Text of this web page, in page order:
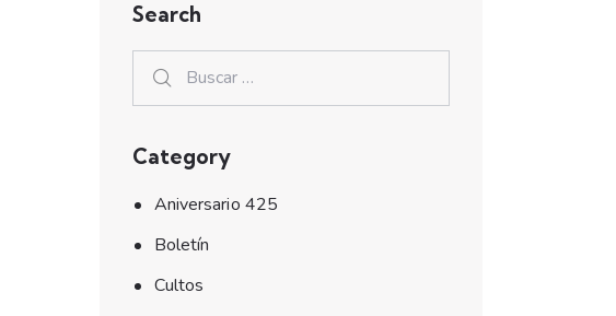
Search
Category
Aniversario 425
Boletín
Cultos